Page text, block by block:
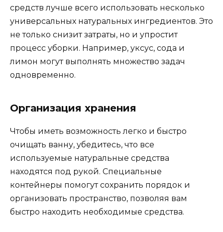
средств лучше всего использовать несколько
универсальных натуральных ингредиентов. Это
не только снизит затраты, но и упростит
процесс уборки. Например, уксус, сода и
лимон могут выполнять множество задач
одновременно.
Организация хранения
Чтобы иметь возможность легко и быстро
очищать ванну, убедитесь, что все
используемые натуральные средства
находятся под рукой. Специальные
контейнеры помогут сохранить порядок и
организовать пространство, позволяя вам
быстро находить необходимые средства.